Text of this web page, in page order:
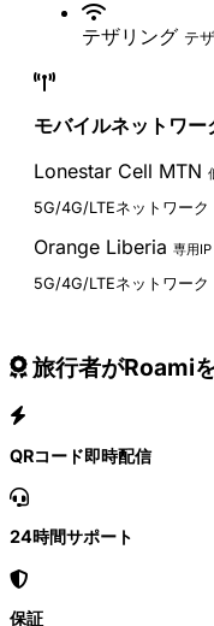
テザリング テ
モバイルネットワー
Lonestar Cell MTN
5G/4G/LTEネットワーク
Orange Liberia 専用IP
5G/4G/LTEネットワーク
旅行者がRoami
QRコード即時配信
24時間サポート
保証